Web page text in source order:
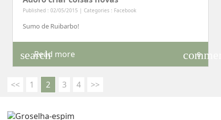
Published : 02/05/2015 | Categories : Facebook
Sumo de Ruibarbo!
search
Read more 0
<< 1 2 3 4 >>